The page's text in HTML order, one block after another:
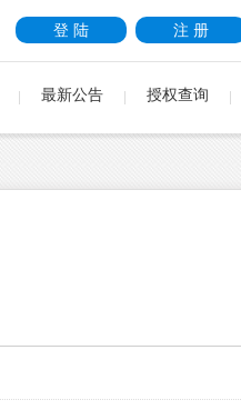
注 册
登 陆
最新公告 授权查询